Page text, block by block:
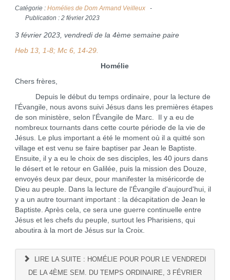
Catégorie : Homélies de Dom Armand Veilleux
Publication : 2 février 2023
3 février 2023, vendredi de la 4ème semaine paire
Heb 13, 1-8; Mc 6, 14-29.
Homélie
Chers frères,
Depuis le début du temps ordinaire, pour la lecture de
l'Évangile, nous avons suivi Jésus dans les premières étapes
de son ministère, selon l'Évangile de Marc. Il y a eu de
nombreux tournants dans cette courte période de la vie de
Jésus. Le plus important a été le moment où il a quitté son
village et est venu se faire baptiser par Jean le Baptiste.
Ensuite, il y a eu le choix de ses disciples, les 40 jours dans
le désert et le retour en Galilée, puis la mission des Douze,
envoyés deux par deux, pour manifester la miséricorde de
Dieu au peuple. Dans la lecture de l'Évangile d'aujourd'hui, il
y a un autre tournant important : la décapitation de Jean le
Baptiste. Après cela, ce sera une guerre continuelle entre
Jésus et les chefs du peuple, surtout les Pharisiens, qui
aboutira à la mort de Jésus sur la Croix.
LIRE LA SUITE : HOMÉLIE POUR POUR LE VENDREDI
DE LA 4ÈME SEM. DU TEMPS ORDINAIRE, 3 FÉVRIER